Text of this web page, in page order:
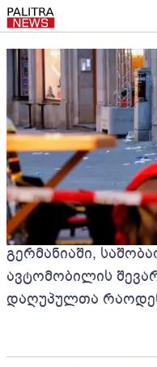
გერმანიაში,
ავტომობილის
დაღუპულთა